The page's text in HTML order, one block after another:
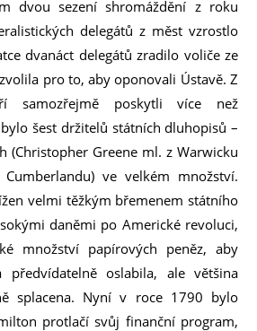
dvou sezení shromáždění z roku
delegátů z měst vzrostlo
dvanáct delegátů zradilo voliče ze
pro to, aby oponovali Ústavě. Z
samozřejmě poskytli více než
šest držitelů státních dluhopisů –
(Christopher Greene ml. z Warwicku
ve velkém množství.
velmi těžkým břemenem státního
daněmi po Americké revoluci,
množství papírových peněz, aby
oslabila, ale většina
splacena. Nyní v roce 1790 bylo
protlačí svůj finanční program,